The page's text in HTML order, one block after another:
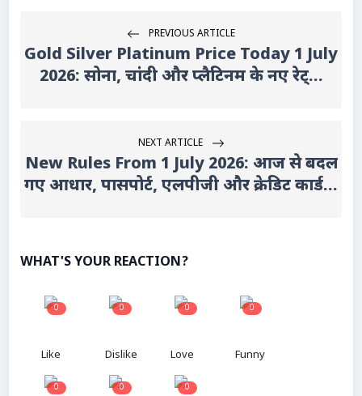
PREVIOUS ARTICLE
Gold Silver Platinum Price Today 1 July
2026: सोना, चांदी और प्लैटिनम के नए रेट्...
NEXT ARTICLE
New Rules From 1 July 2026: आज से बदल
गए आधार, पासपोर्ट, एलपीजी और क्रेडिट कार्ड...
WHAT'S YOUR REACTION?
0
Like
0
Dislike
0
Love
0
Funny
0 0 0